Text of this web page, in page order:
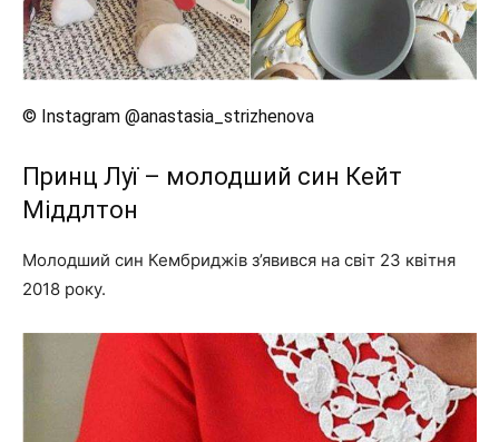
© Instagram @anastasia_strizhenova
Принц Луї – молодший син Кейт
Міддлтон
Молодший син Кембриджів з’явився на світ 23 квітня
2018 року.